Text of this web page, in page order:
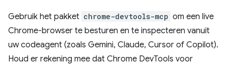
Gebruik het pakket chrome-devtools-mcp om een ​​live
Chrome-browser te besturen en te inspecteren vanuit
uw codeagent (zoals Gemini, Claude, Cursor of Copilot).
Houd er rekening mee dat Chrome DevTools voor